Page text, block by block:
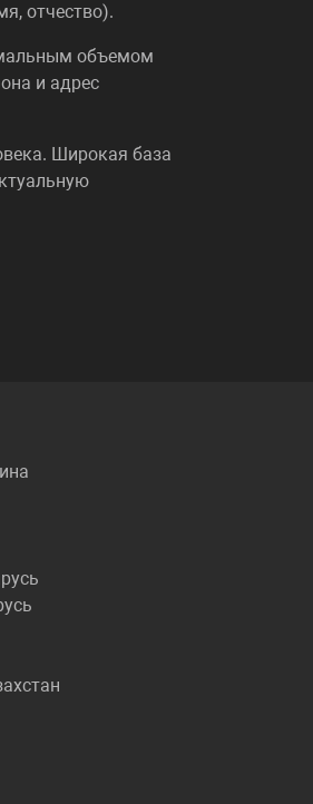
отчество).
объемом
и адрес
Широкая база